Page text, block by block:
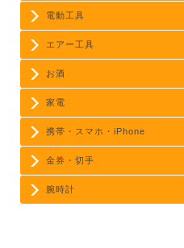
電動工具
エアー工具
お酒
家電
携帯・スマホ・iPhone
金券・切手
腕時計